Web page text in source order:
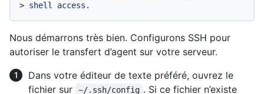
> shell access.
Nous démarrons très bien. Configurons SSH pour
autoriser le transfert d’agent sur votre serveur.
Dans votre éditeur de texte préféré, ouvrez le
fichier sur
~/.ssh/config . Si ce fichier n’existe